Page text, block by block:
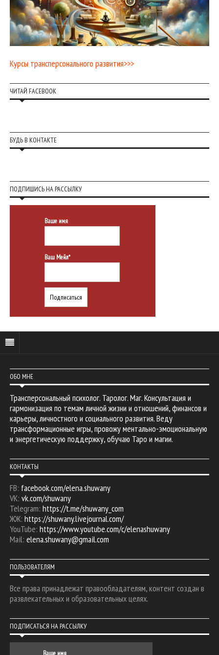
Курсы трансперсонального развития>>>
ЧИТАЙ FACEBOOK
БУДЬ В КОНТАКТЕ
ПОДПИШИСЬ НА РАССЫЛКУ
Ваше имя
Ваш Мейл*
ОБО МНЕ
Трансперсональный психолог. Таролог. Маг. Консультация и
гармонизация по темам личной жизни и отношений, финансов и
карьеры, личностного и социального развития. Веду
трансформационные игры, провожу ментально-эмоциональную
и энергетическую поддержку, обучаю Таро и магии.
КОНТАКТЫ
FB: facebook.com/elena.shuwany
VK: vk.com/shuwany
Telegram: https://t.me/shuwany_com
ЖЖ: https://shuwany.livejournal.com/
YouTube: https://www.youtube.com/c/elenashuwany
Mail: elena.shuwany@gmail.com
ПОЛЬЗОВАТЕЛЯМ
Все права принадлежат правообладателям, контент создан в
развлекательных и образовательных целях.
ПОДПИСАТЬСЯ НА РАССЫЛКУ
Ваше имя